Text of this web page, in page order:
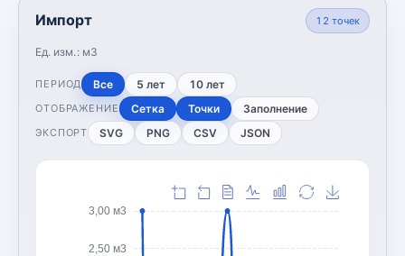
Импорт
Ед. изм.: м3
12 точек
ПЕРИОД Все 5 лет 10 лет
ОТОБРАЖЕНИЕ Сетка Точки Заполнение
ЭКСПОРТ SVG PNG CSV JSON
2,50 м3
3,00 м3